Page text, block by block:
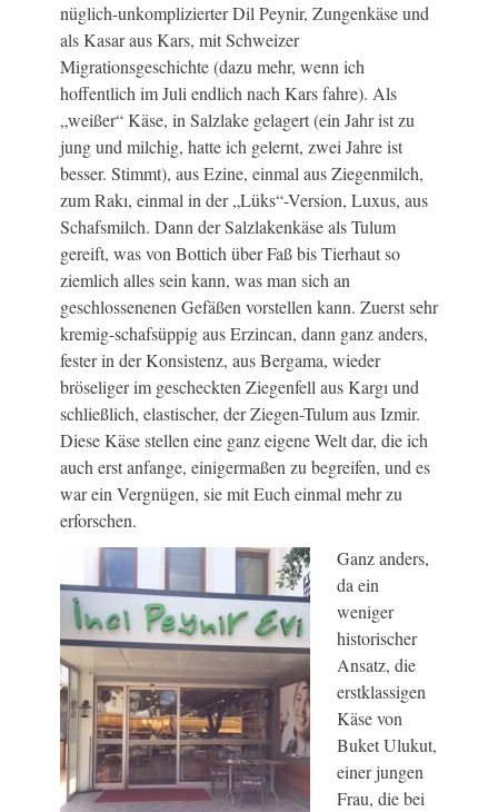
nüglich-unkomplizierter Dil Peynir, Zungenkäse und
als Kasar aus Kars, mit Schweizer
Migrationsgeschichte (dazu mehr, wenn ich
hoffentlich im Juli endlich nach Kars fahre). Als
„weißer“ Käse, in Salzlake gelagert (ein Jahr ist zu
jung und milchig, hatte ich gelernt, zwei Jahre ist
besser. Stimmt), aus Ezine, einmal aus Ziegenmilch,
zum Rakı, einmal in der „Lüks“-Version, Luxus, aus
Schafsmilch. Dann der Salzlakenkäse als Tulum
gereift, was von Bottich über Faß bis Tierhaut so
ziemlich alles sein kann, was man sich an
geschlossenenen Gefäßen vorstellen kann. Zuerst sehr
kremig-schafsüppig aus Erzincan, dann ganz anders,
fester in der Konsistenz, aus Bergama, wieder
bröseliger im gescheckten Ziegenfell aus Kargı und
schließlich, elastischer, der Ziegen-Tulum aus Izmir.
Diese Käse stellen eine ganz eigene Welt dar, die ich
auch erst anfange, einigermaßen zu begreifen, und es
war ein Vergnügen, sie mit Euch einmal mehr zu
erforschen.
Ganz anders,
da ein
weniger
historischer
Ansatz, die
erstklassigen
Käse von
Buket Ulukut,
einer jungen
Frau, die bei